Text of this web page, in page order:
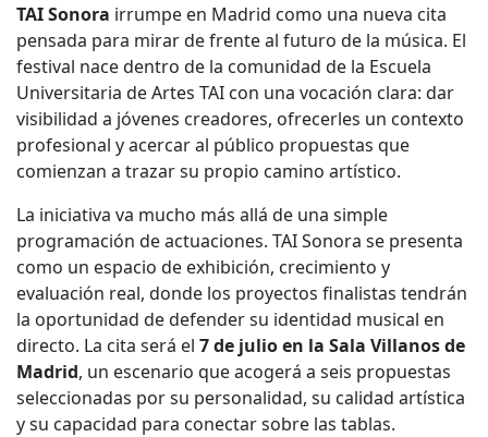
TAI Sonora irrumpe en Madrid como una nueva cita
pensada para mirar de frente al futuro de la música. El
festival nace dentro de la comunidad de la Escuela
Universitaria de Artes TAI con una vocación clara: dar
visibilidad a jóvenes creadores, ofrecerles un contexto
profesional y acercar al público propuestas que
comienzan a trazar su propio camino artístico.
La iniciativa va mucho más allá de una simple
programación de actuaciones. TAI Sonora se presenta
como un espacio de exhibición, crecimiento y
evaluación real, donde los proyectos finalistas tendrán
la oportunidad de defender su identidad musical en
directo. La cita será el 7 de julio en la Sala Villanos de
Madrid, un escenario que acogerá a seis propuestas
seleccionadas por su personalidad, su calidad artística
y su capacidad para conectar sobre las tablas.